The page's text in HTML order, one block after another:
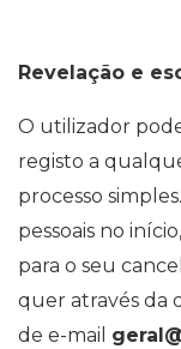
Revelação e
O utilizador
registo a
processo
pessoais no
para o seu
quer através da
de e-mail